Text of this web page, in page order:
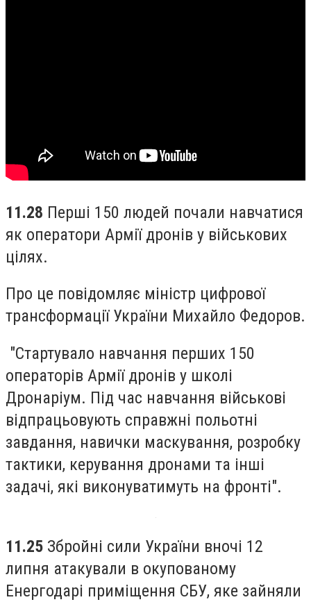
11.28 Перші 150 людей почали навчатися
як оператори Армії дронів у військових
цілях.
Про це повідомляє міністр цифрової
трансформації України Михайло Федоров.
"Стартувало навчання перших 150
операторів Армії дронів у школі
Дронаріум. Під час навчання військові
відпрацьовують справжні польотні
завдання, навички маскування, розробку
тактики, керування дронами та інші
задачі, які виконуватимуть на фронті".
11.25 Збройні сили України вночі 12
липня атакували в окупованому
Енергодарі приміщення СБУ, яке зайняли